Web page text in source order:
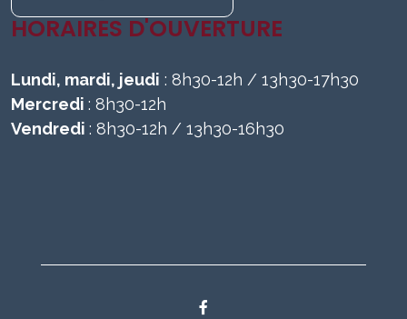
HORAIRES D'OUVERTURE
Lundi, mardi, jeudi : 8h30-12h / 13h30-17h30
Mercredi : 8h30-12h
Vendredi : 8h30-12h / 13h30-16h30